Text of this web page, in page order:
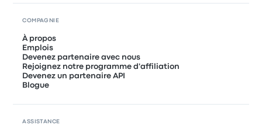
COMPAGNIE
À propos
Emplois
Devenez partenaire avec nous
Rejoignez notre programme d'affiliation
Devenez un partenaire API
Blogue
ASSISTANCE